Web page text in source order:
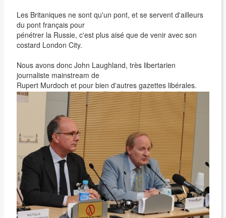
Les Britaniques ne sont qu'un pont, et se servent d'ailleurs
du pont français pour
pénétrer la Russie, c'est plus aisé que de venir avec son
costard London City.
Nous avons donc John Laughland, très libertarien
journaliste mainstream de
Rupert Murdoch et pour bien d'autres gazettes libérales.